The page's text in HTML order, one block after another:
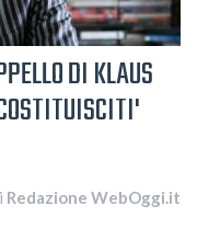
DI KLAUS
Redazione WebOggi.it